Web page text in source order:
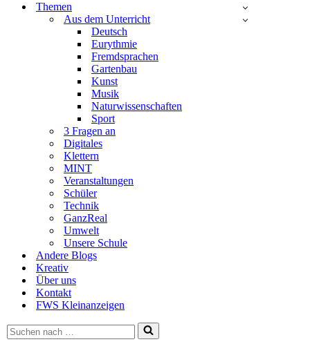
Themen
Aus dem Unterricht
Deutsch
Eurythmie
Fremdsprachen
Gartenbau
Kunst
Musik
Naturwissenschaften
Sport
3 Fragen an
Digitales
Klettern
MINT
Veranstaltungen
Schüler
Technik
GanzReal
Umwelt
Unsere Schule
Andere Blogs
Kreativ
Über uns
Kontakt
FWS Kleinanzeigen
Suchen
nach …